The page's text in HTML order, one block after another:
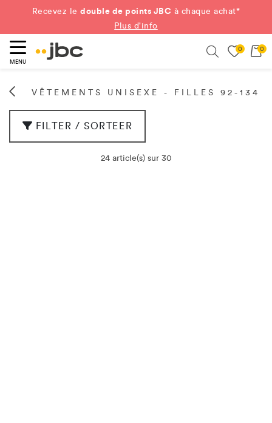
Recevez ledouble de points JBC à chaque achat*
Plus d'info
MENU
0 0
VÊTEMENTS UNISEXE - FILLES 92-134
FILTER / SORTEER
24 article(s) sur 30